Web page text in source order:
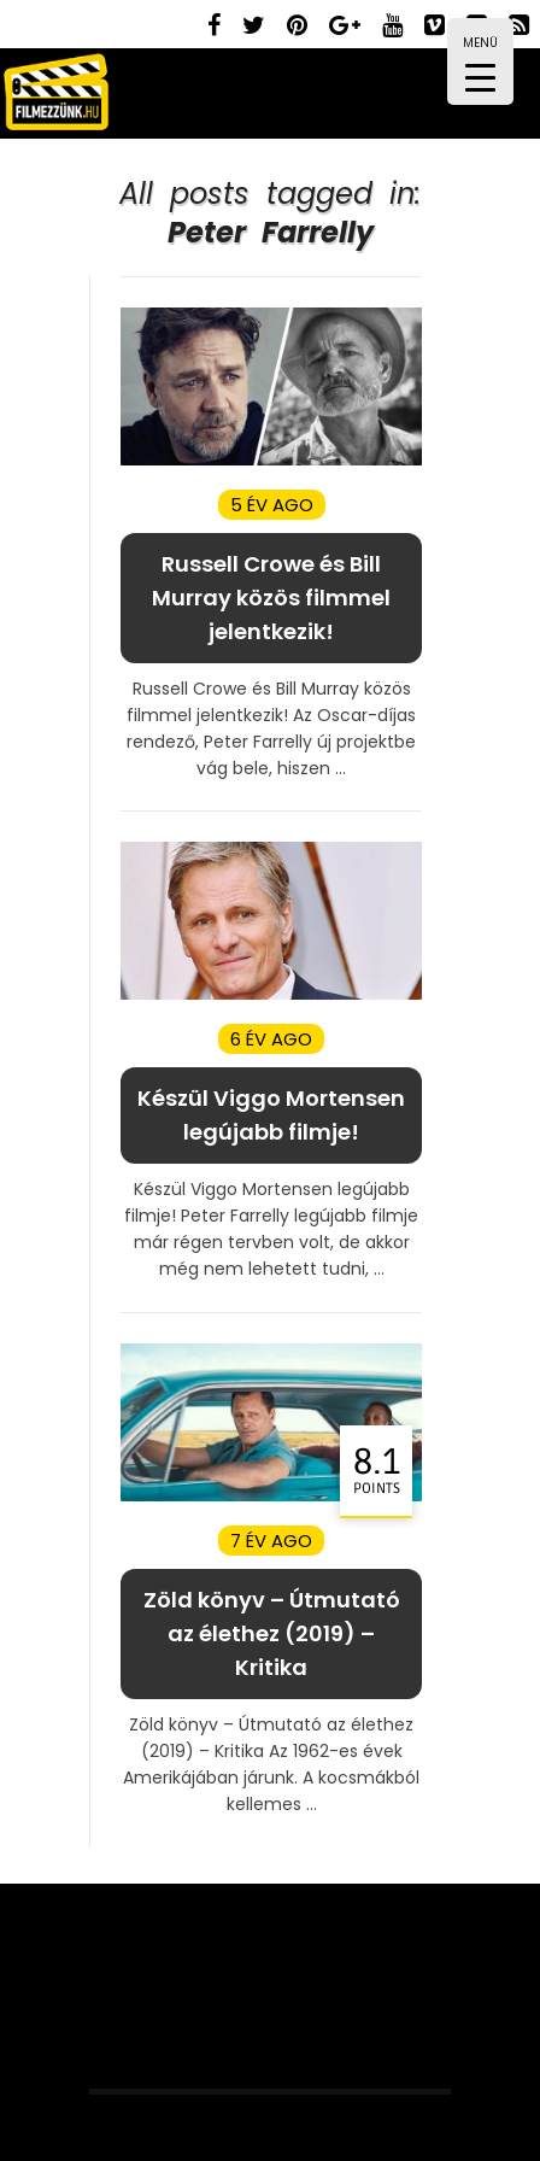
MENÜ
All posts tagged in:
Peter Farrelly
5 ÉV AGO
Russell Crowe és Bill
Murray közös filmmel
jelentkezik!
Russell Crowe és Bill Murray közös
filmmel jelentkezik! Az Oscar-díjas
rendező, Peter Farrelly új projektbe
vág bele, hiszen ...
6 ÉV AGO
Készül Viggo Mortensen
legújabb filmje!
Készül Viggo Mortensen legújabb
filmje! Peter Farrelly legújabb filmje
már régen tervben volt, de akkor
még nem lehetett tudni, ...
8.1
POINTS
7 ÉV AGO
Zöld könyv – Útmutató
az élethez (2019) –
Kritika
Zöld könyv – Útmutató az élethez
(2019) – Kritika Az 1962-es évek
Amerikájában járunk. A kocsmákból
kellemes ...